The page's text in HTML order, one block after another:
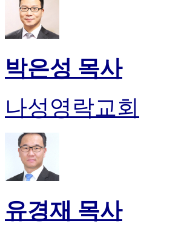
박은성 목사
나성영락교회
유경재 목사